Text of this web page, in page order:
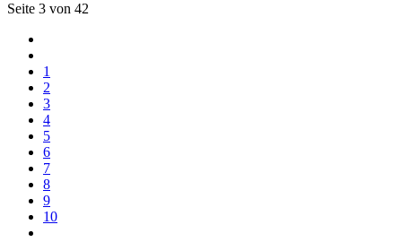
Seite 3 von 42
1
2
3
4
5
6
7
8
9
10